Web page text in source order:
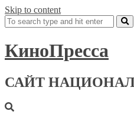
Skip to content
КиноПресса
САЙТ